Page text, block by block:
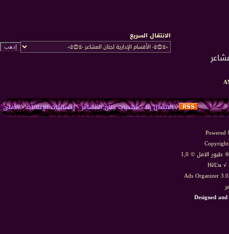
الانتقال السريع
-الاتصال بنا-منتديات جنان المشاعر-إحصائيات الإعلانات-الأعلى
HêĽм √
Ads Organizer
Designed